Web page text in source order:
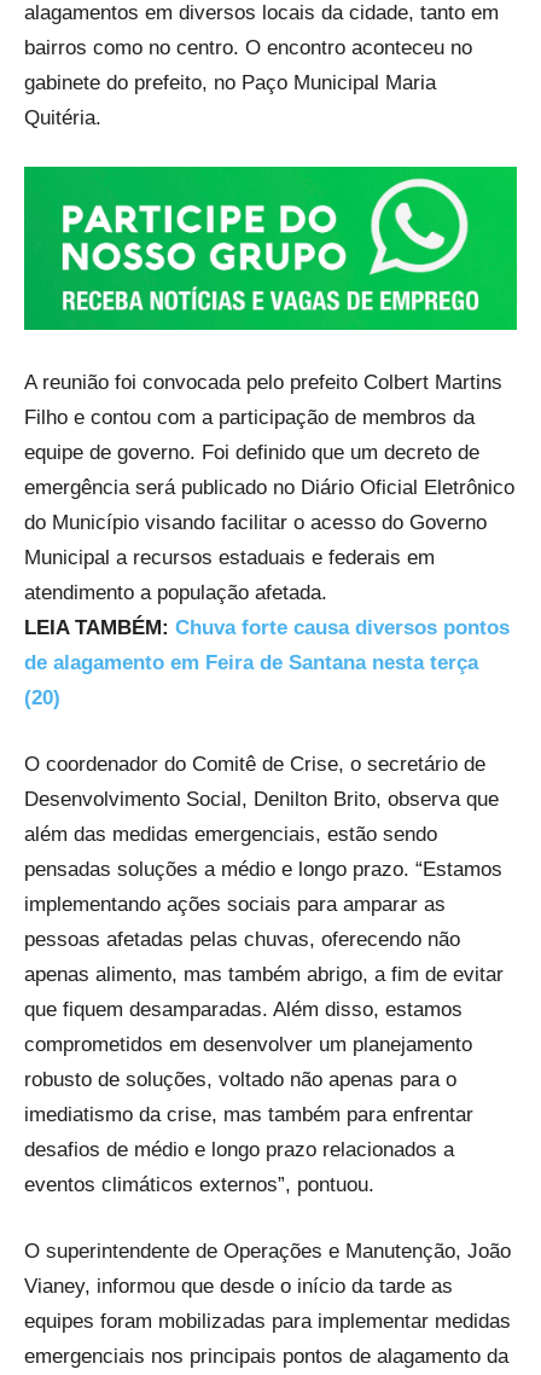
alagamentos em diversos locais da cidade, tanto em
bairros como no centro. O encontro aconteceu no
gabinete do prefeito, no Paço Municipal Maria
Quitéria.
A reunião foi convocada pelo prefeito Colbert Martins
Filho e contou com a participação de membros da
equipe de governo. Foi definido que um decreto de
emergência será publicado no Diário Oficial Eletrônico
do Município visando facilitar o acesso do Governo
Municipal a recursos estaduais e federais em
atendimento a população afetada.
LEIA TAMBÉM: Chuva forte causa diversos pontos
de alagamento em Feira de Santana nesta terça
(20)
O coordenador do Comitê de Crise, o secretário de
Desenvolvimento Social, Denilton Brito, observa que
além das medidas emergenciais, estão sendo
pensadas soluções a médio e longo prazo. “Estamos
implementando ações sociais para amparar as
pessoas afetadas pelas chuvas, oferecendo não
apenas alimento, mas também abrigo, a fim de evitar
que fiquem desamparadas. Além disso, estamos
comprometidos em desenvolver um planejamento
robusto de soluções, voltado não apenas para o
imediatismo da crise, mas também para enfrentar
desafios de médio e longo prazo relacionados a
eventos climáticos externos”, pontuou.
O superintendente de Operações e Manutenção, João
Vianey, informou que desde o início da tarde as
equipes foram mobilizadas para implementar medidas
emergenciais nos principais pontos de alagamento da